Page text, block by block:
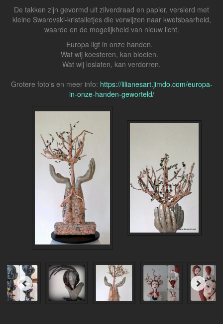
De takken zijn gevormd uit zilverdraad en papier, versierd met
kleine Swarovski‑kristalletjes die verwijzen naar kwetsbaarheid,
waarde en de mogelijkheid van nieuw licht.
Europa ligt in onze handen.
Wat wij koesteren, kan bloeien.
Wat wij loslaten, kan verdorren.
Grotere foto's en meer info: https://lilianesart.jimdo.com/europa-
in-onze-handen-geworteld/